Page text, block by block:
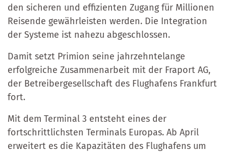
den sicheren und effizienten Zugang für Millionen
Reisende gewährleisten werden. Die Integration
der Systeme ist nahezu abgeschlossen.
Damit setzt Primion seine jahrzehntelange
erfolgreiche Zusammenarbeit mit der Fraport AG,
der Betreibergesellschaft des Flughafens Frankfurt
fort.
Mit dem Terminal 3 entsteht eines der
fortschrittlichsten Terminals Europas. Ab April
erweitert es die Kapazitäten des Flughafens um